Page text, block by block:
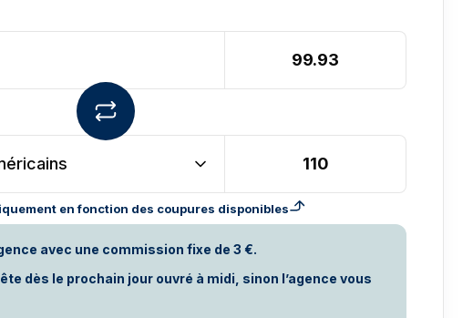
en fonction des coupures disponibles
avec une commission fixe de 3 €.
dès le prochain jour ouvré à midi, sinon l’agence vous